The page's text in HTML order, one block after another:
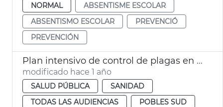
NORMAL
ABSENTISME ESCOLAR
ABSENTISMO ESCOLAR
PREVENCIÓ
PREVENCIÓN
Plan intensivo de control de plagas en zona DANA
modificado hace 1 año
SALUD PÚBLICA
SANIDAD
TODAS LAS AUDIENCIAS
POBLES SUD